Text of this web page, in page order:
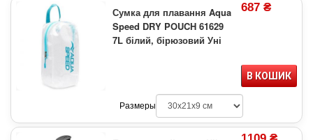
Сумка для плавання Aqua
Speed DRY POUCH 61629
7L білий, бірюзовий Уні
687 ₴
В КОШИК
Размеры